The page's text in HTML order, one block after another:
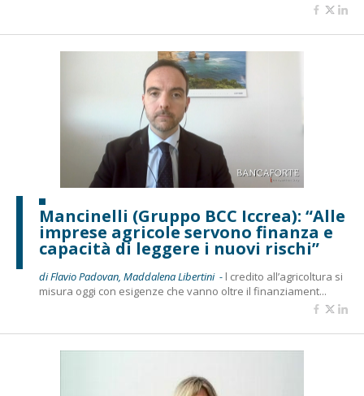
Mancinelli (Gruppo BCC Iccrea): “Alle
imprese agricole servono finanza e
capacità di leggere i nuovi rischi”
di Flavio Padovan, Maddalena Libertini - l credito all’agricoltura si
misura oggi con esigenze che vanno oltre il finanziament...